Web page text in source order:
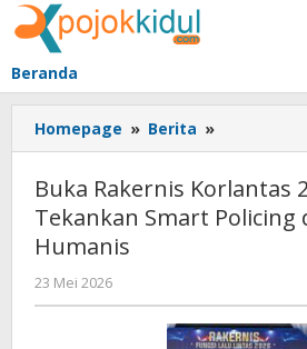
Lewati
ke
konten
Beranda
Homepage » Berita »
Rakernis
2026,
Wakapolri
dan
Pelayanan
Buka Rakernis Korlantas
Tekankan Smart Policing
Humanis
23 Mei 2026
BangAdmin